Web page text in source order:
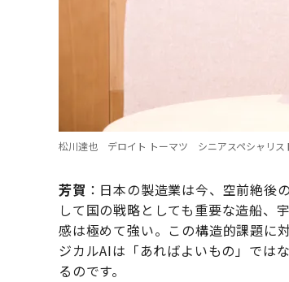
松川達也 デロイト トーマツ シニアスペシャリス
芳賀 ：日本の製造業は今、空前絶後
して国の戦略としても重要な造船、
感は極めて強い。この構造的課題に
ジカルAIは「あればよいもの」では
るのです。